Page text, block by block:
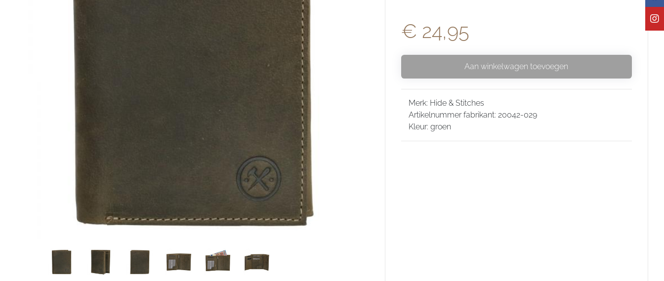
€ 24,95
Aan winkelwagen toevoegen
Merk: Hide & Stitches
Artikelnummer fabrikant: 20042-029
Kleur: groen